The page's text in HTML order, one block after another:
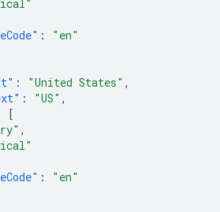
:
"en"
: "United States" ,
: "US" ,
[
,
:
"en"